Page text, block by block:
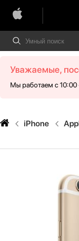
Уважаемые,
Мы работаем с 10:00
iPhone